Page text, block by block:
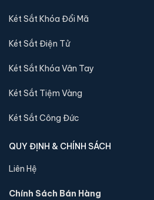
📐 Kích thước:45 x 40 x 32 cm
🔒 Khoá:Khóa điện tử
🛡️ Bảo hành: 36 tháng
Két Sắt Khóa Đổi Mã
Két Sắt Điện Tử
Két Sắt Khóa Vân Tay
Két Sắt Tiệm Vàng
Két Sắt Công Đức
QUY ĐỊNH & CHÍNH SÁCH
Liên Hệ
Chính Sách Bán Hàng